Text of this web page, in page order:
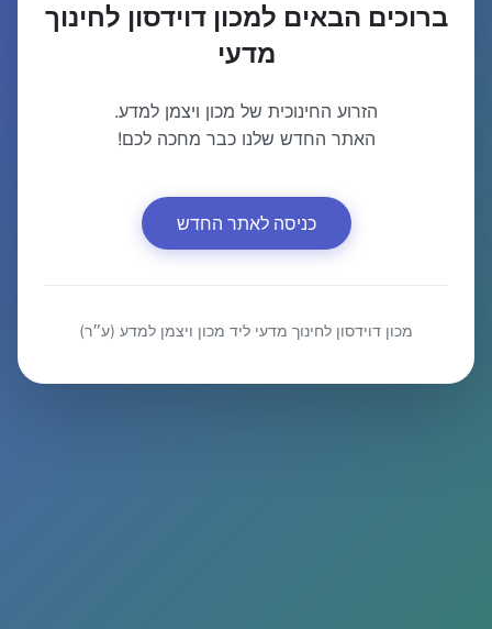
ברוכים הבאים למכון דוידסון לחינוך
מדעי
הזרוע החינוכית של מכון ויצמן למדע.
האתר החדש שלנו כבר מחכה לכם!
כניסה לאתר החדש
מכון דוידסון לחינוך מדעי ליד מכון ויצמן למדע (ע״ר)